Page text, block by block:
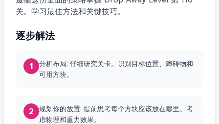
关。学习最佳方法和关键技巧。
逐步解法
1
分析布局: 仔细研究关卡。识别目标位置、障碍物和
可用方块。
2
规划你的放置: 提前思考每个方块应该放在哪里。考
虑物理和重力效果。